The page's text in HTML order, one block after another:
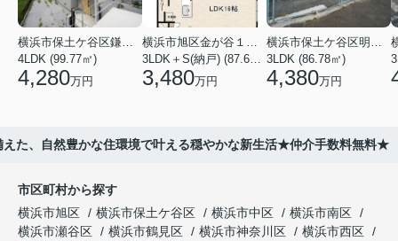
4LDK (99.77㎡)
4,280万円 3,480万円
3LDK (86.78㎡)
4,380万円
た、自然豊かな住環境で叶える穏やかな新生活★仲介手数料無料★
市区町村から探す
横浜市旭区
横浜市保土ケ谷区 横浜市中区
横浜市南区
横浜市瀬谷区
横浜市鶴見区 横浜市神奈川区
横浜市西区